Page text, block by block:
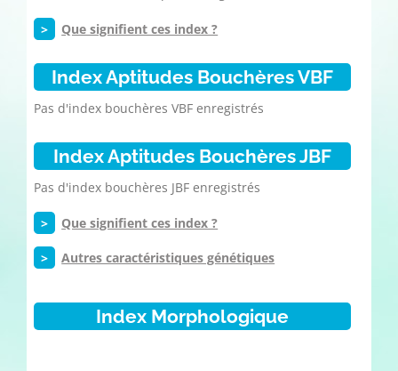
> Que signifient ces index ?
Index Aptitudes Bouchères VBF
Pas d'index bouchères VBF enregistrés
Index Aptitudes Bouchères JBF
Pas d'index bouchères JBF enregistrés
> Que signifient ces index ?
> Autres caractéristiques génétiques
Index Morphologique